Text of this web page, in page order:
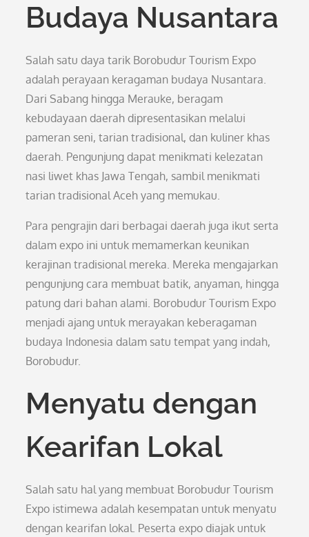
Budaya Nusantara
Salah satu daya tarik Borobudur Tourism Expo
adalah perayaan keragaman budaya Nusantara.
Dari Sabang hingga Merauke, beragam
kebudayaan daerah dipresentasikan melalui
pameran seni, tarian tradisional, dan kuliner khas
daerah. Pengunjung dapat menikmati kelezatan
nasi liwet khas Jawa Tengah, sambil menikmati
tarian tradisional Aceh yang memukau.
Para pengrajin dari berbagai daerah juga ikut serta
dalam expo ini untuk memamerkan keunikan
kerajinan tradisional mereka. Mereka mengajarkan
pengunjung cara membuat batik, anyaman, hingga
patung dari bahan alami. Borobudur Tourism Expo
menjadi ajang untuk merayakan keberagaman
budaya Indonesia dalam satu tempat yang indah,
Borobudur.
Menyatu dengan
Kearifan Lokal
Salah satu hal yang membuat Borobudur Tourism
Expo istimewa adalah kesempatan untuk menyatu
dengan kearifan lokal. Peserta expo diajak untuk